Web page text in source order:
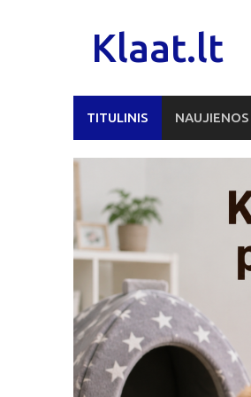
Klaat.lt
TITULINIS NAUJIENOS